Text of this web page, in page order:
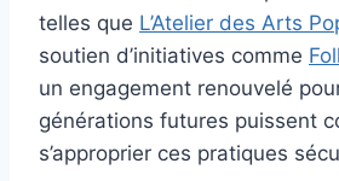
telles que L’Atelier des Arts
soutien d’initiatives comme
un engagement renouvelé
générations futures puissent
s’approprier ces pratiques